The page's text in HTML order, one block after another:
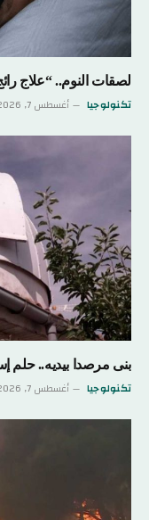
لصقات النوم.. “علاج
تكنولوجيا أغسطس 7, 2026
بنى مرصدا بيديه.. حلم
تكنولوجيا أغسطس 7, 2026